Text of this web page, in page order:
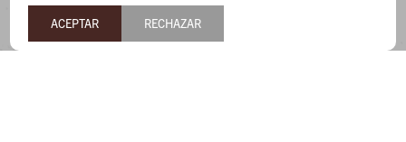
ACEPTAR RECHAZAR
9:30 a 13:00 y de 14:00 a 17:45.